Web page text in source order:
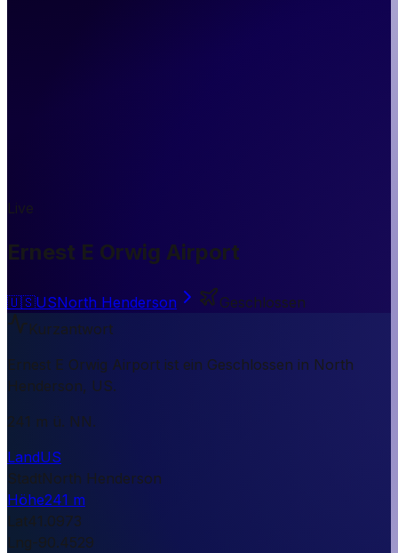
Live
Ernest E Orwig Airport
🇺🇸USNorth Henderson
Geschlossen
Kurzantwort
Ernest E Orwig Airport ist ein Geschlossen in North
Henderson, US.
241 m ü. NN.
LandUS
StadtNorth Henderson
Höhe241 m
Lat41.0973
Lng-90.4529